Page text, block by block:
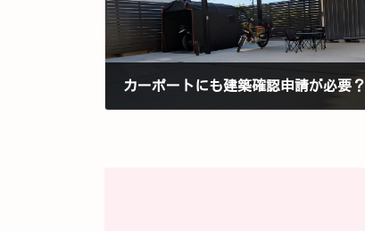
カーポートにも建築確認申請が必要？
2026 年 5 月 6 日